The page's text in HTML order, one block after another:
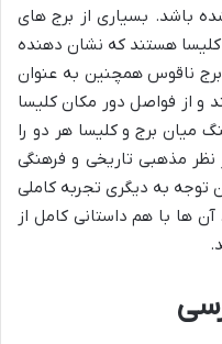
باشد. بسیاری از برج های
هستند که نشان دهنده
ناقوس همچنین به عنوان
و از فواصل دور مکان کلیسا
میان برج و کلیسا هر دو را
مذهبی تاریخی و فرهنگی
توجه به دیگری تجربه کاملی
آن ها با هم داستانی کامل از